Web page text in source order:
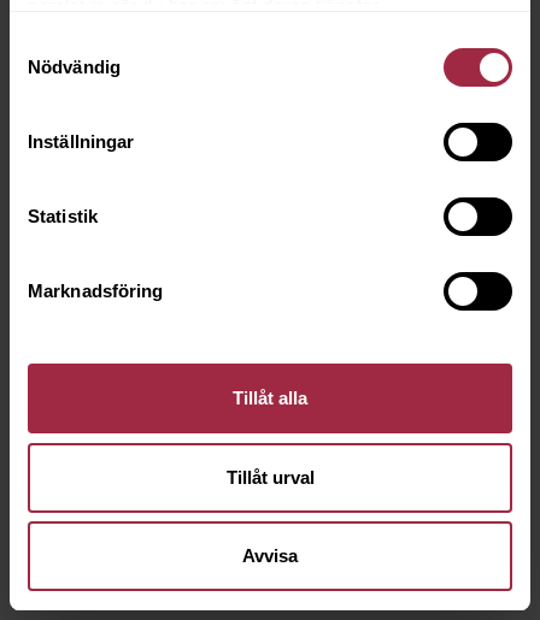
Nödvändig
Inställningar
Statistik
Marknadsföring
Tillåt alla
Tillåt urval
Avvisa